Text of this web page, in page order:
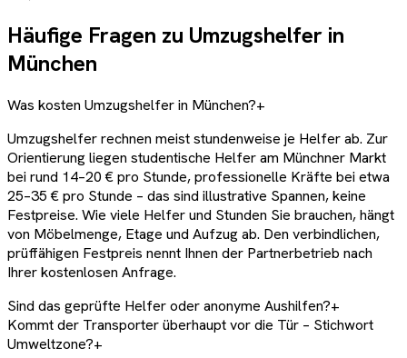
Häufige Fragen zu Umzugshelfer in
München
Was kosten Umzugshelfer in München?+
Umzugshelfer rechnen meist stundenweise je Helfer ab. Zur
Orientierung liegen studentische Helfer am Münchner Markt
bei rund 14–20 € pro Stunde, professionelle Kräfte bei etwa
25–35 € pro Stunde – das sind illustrative Spannen, keine
Festpreise. Wie viele Helfer und Stunden Sie brauchen, hängt
von Möbelmenge, Etage und Aufzug ab. Den verbindlichen,
prüffähigen Festpreis nennt Ihnen der Partnerbetrieb nach
Ihrer kostenlosen Anfrage.
Sind das geprüfte Helfer oder anonyme Aushilfen?+
Kommt der Transporter überhaupt vor die Tür – Stichwort
Umweltzone?+